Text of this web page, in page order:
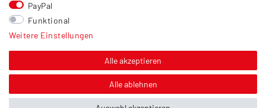
Sonstiges
Hinweis zur Entsorgung von Altbatterien & Altöl
Über uns
PayPal
Funktional
Weitere Einstellungen
Alle akzeptieren
Alle ablehnen